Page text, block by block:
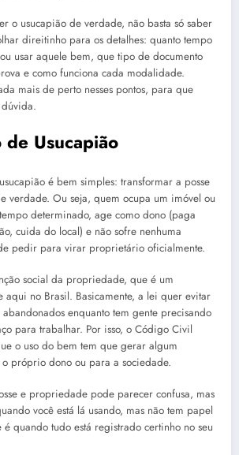
o usucapião de verdade, não basta só saber
direitinho para os detalhes: quanto tempo
usar aquele bem, que tipo de documento
e como funciona cada modalidade.
mais de perto nesses pontos, para que
Usucapião
é bem simples: transformar a posse
verdade. Ou seja, quem ocupa um imóvel ou
determinado, age como dono (paga
cuida do local) e não sofre nenhuma
pedir para virar proprietário oficialmente.
social da propriedade, que é um
no Brasil. Basicamente, a lei quer evitar
enquanto tem gente precisando
para trabalhar. Por isso, o Código Civil
o uso do bem tem que gerar algum
próprio dono ou para a sociedade.
e propriedade pode parecer confusa, mas
você está lá usando, mas não tem papel
quando tudo está registrado certinho no seu